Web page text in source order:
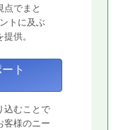
点でまと
トに及ぶ
供。
ト
込むことで
客様のニー